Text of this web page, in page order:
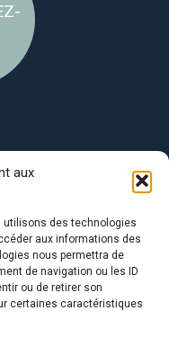
aux
utilisons des technologies
aux informations des
nous permettra de
de navigation ou les ID
ou de retirer son
certaines caractéristiques